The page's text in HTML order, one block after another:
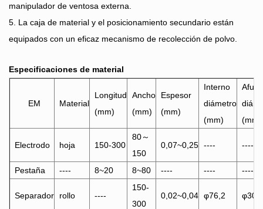
manipulador de ventosa externa.
5. La caja de material y el posicionamiento secundario están
equipados con un eficaz mecanismo de recolección de polvo.
Especificaciones de material
EM Material
Longitud
(mm)
Ancho
(mm)
Espesor
(mm)
Interno
diámetro
(mm)
(mm)
Electrodo hoja 150-300
80～
150
0,07~0,25 ---- ----
Pestaña ---- 8~20 8~80 ---- ---- ----
Separador rollo ----
150-
300
0,02~0,04 φ76,2 φ300